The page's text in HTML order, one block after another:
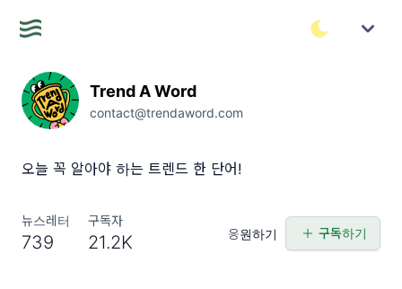
Trend A Word
contact@trendaword.com
오늘 꼭 알아야 하는 트렌드 한 단어!
뉴스레터
739
구독자
21.2K 응원하기 구독하기